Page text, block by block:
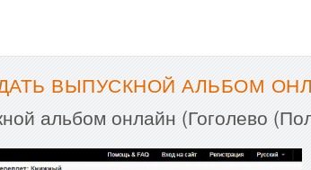
ВЫПУСКНОЙ АЛЬБОМ
альбом онлайн (Гоголево